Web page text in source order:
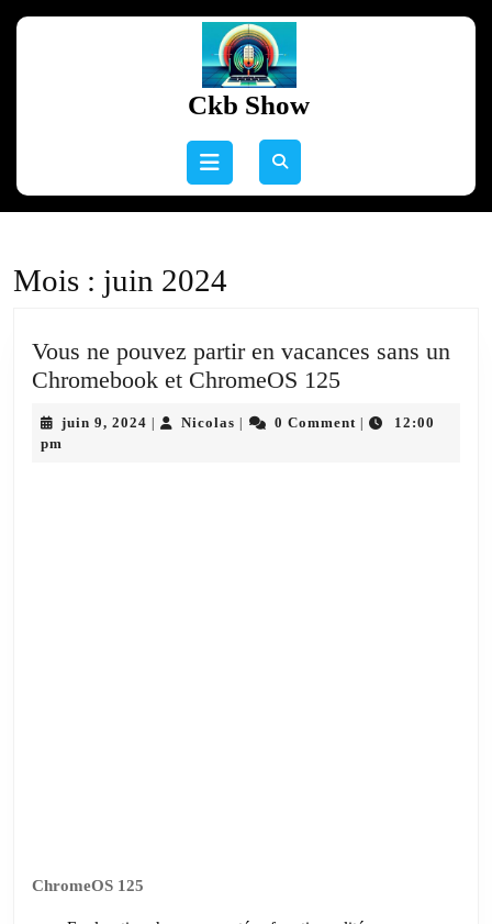
Ckb Show
Open
Mois : juin 2024
Vous ne pouvez partir en vacances sans un
Chromebook et ChromeOS 125Vous
pouvez
juin 9, 2024 juin
Nicolas Nicolas0 Comment
12:00
pm
ChromeOS 125